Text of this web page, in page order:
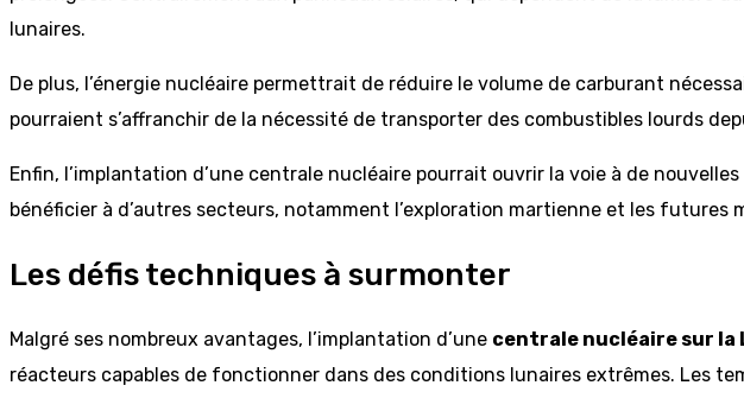
lunaires.
De plus, l’énergie nucléaire permettrait de réduire le volume de carburant
pourraient s’affranchir de la nécessité de transporter des combustibles lourds
Enfin, l’implantation d’une centrale nucléaire pourrait ouvrir la voie à de
bénéficier à d’autres secteurs, notamment l’exploration martienne et les
Les défis techniques à surmonter
Malgré ses nombreux avantages, l’implantation d’une centrale nucléaire sur la
réacteurs capables de fonctionner dans des conditions lunaires extrêmes. Les